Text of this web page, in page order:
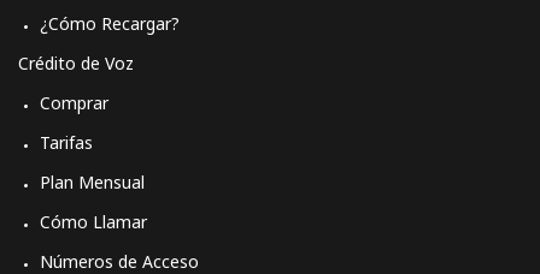
¿Cómo Recargar?
Crédito de Voz
Comprar
Tarifas
Plan Mensual
Cómo Llamar
Números de Acceso